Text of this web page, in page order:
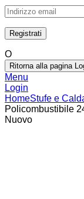
O
Ritorna alla pagina
Menu
Login
HomeStufe e
Policombustibile
Nuovo